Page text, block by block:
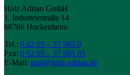
Holz Adrian GmbH
1. Industriestraße 14
68766 Hockenheim
Tel.: 0 62 05 – 37 965 0
Fax: 0 62 05 – 37 965 85
E-Mail: mail@holz-adrian.de